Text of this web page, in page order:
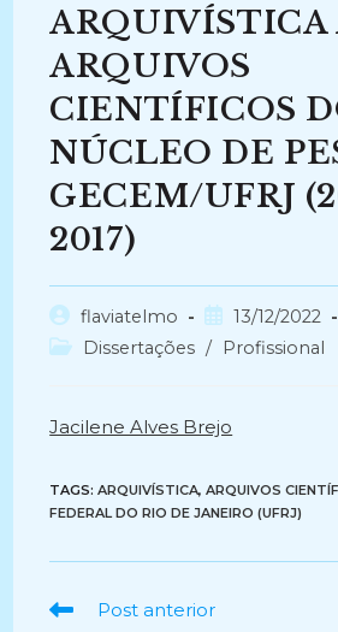
ARQUIVÍSTICA
ARQUIVOS
CIENTÍFICOS
NÚCLEO DE
GECEM/UFRJ
2017)
Autor
do
flaviatelmo
Post
publicado:
13/12/2022
Categoria
Dissertações / Profissional
Jacilene Alves Brejo
TAGS:ARQUIVÍSTICA, ARQUIVOS
FEDERAL DO RIO DE JANEIRO (UFRJ)
Ler
Post anterior